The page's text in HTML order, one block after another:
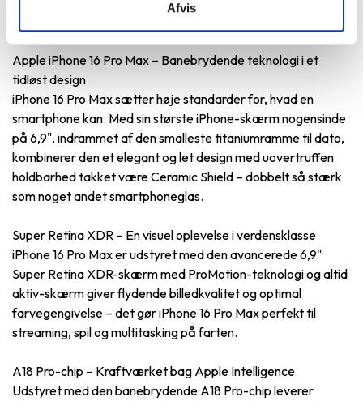
Afvis
Apple iPhone 16 Pro Max – Banebrydende teknologi i et
tidløst design
iPhone 16 Pro Max sætter høje standarder for, hvad en
smartphone kan. Med sin største iPhone-skærm nogensinde
på 6,9", indrammet af den smalleste titaniumramme til dato,
kombinerer den et elegant og let design med uovertruffen
holdbarhed takket være Ceramic Shield – dobbelt så stærk
som noget andet smartphoneglas.
Super Retina XDR – En visuel oplevelse i verdensklasse
iPhone 16 Pro Max er udstyret med den avancerede 6,9"
Super Retina XDR-skærm med ProMotion-teknologi og altid
aktiv-skærm giver flydende billedkvalitet og optimal
farvegengivelse – det gør iPhone 16 Pro Max perfekt til
streaming, spil og multitasking på farten.
A18 Pro-chip – Kraftværket bag Apple Intelligence
Udstyret med den banebrydende A18 Pro-chip leverer